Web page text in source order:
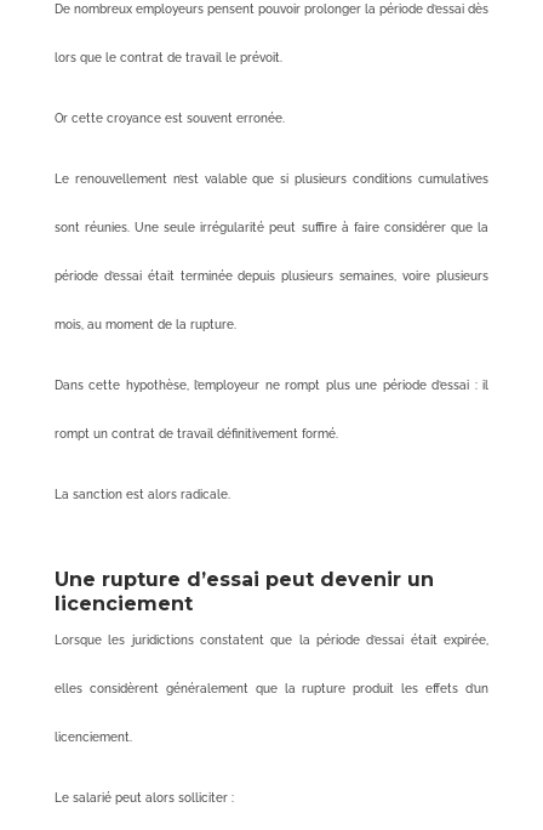
De nombreux employeurs pensent pouvoir prolonger la période d’essai dès
lors que le contrat de travail le prévoit.
Or cette croyance est souvent erronée.
Le renouvellement n’est valable que si plusieurs conditions cumulatives
sont réunies. Une seule irrégularité peut suffire à faire considérer que la
période d’essai était terminée depuis plusieurs semaines, voire plusieurs
mois, au moment de la rupture.
Dans cette hypothèse, l’employeur ne rompt plus une période d’essai : il
rompt un contrat de travail définitivement formé.
La sanction est alors radicale.
Une rupture d’essai peut devenir un
licenciement
Lorsque les juridictions constatent que la période d’essai était expirée,
elles considèrent généralement que la rupture produit les effets d’un
licenciement.
Le salarié peut alors solliciter :